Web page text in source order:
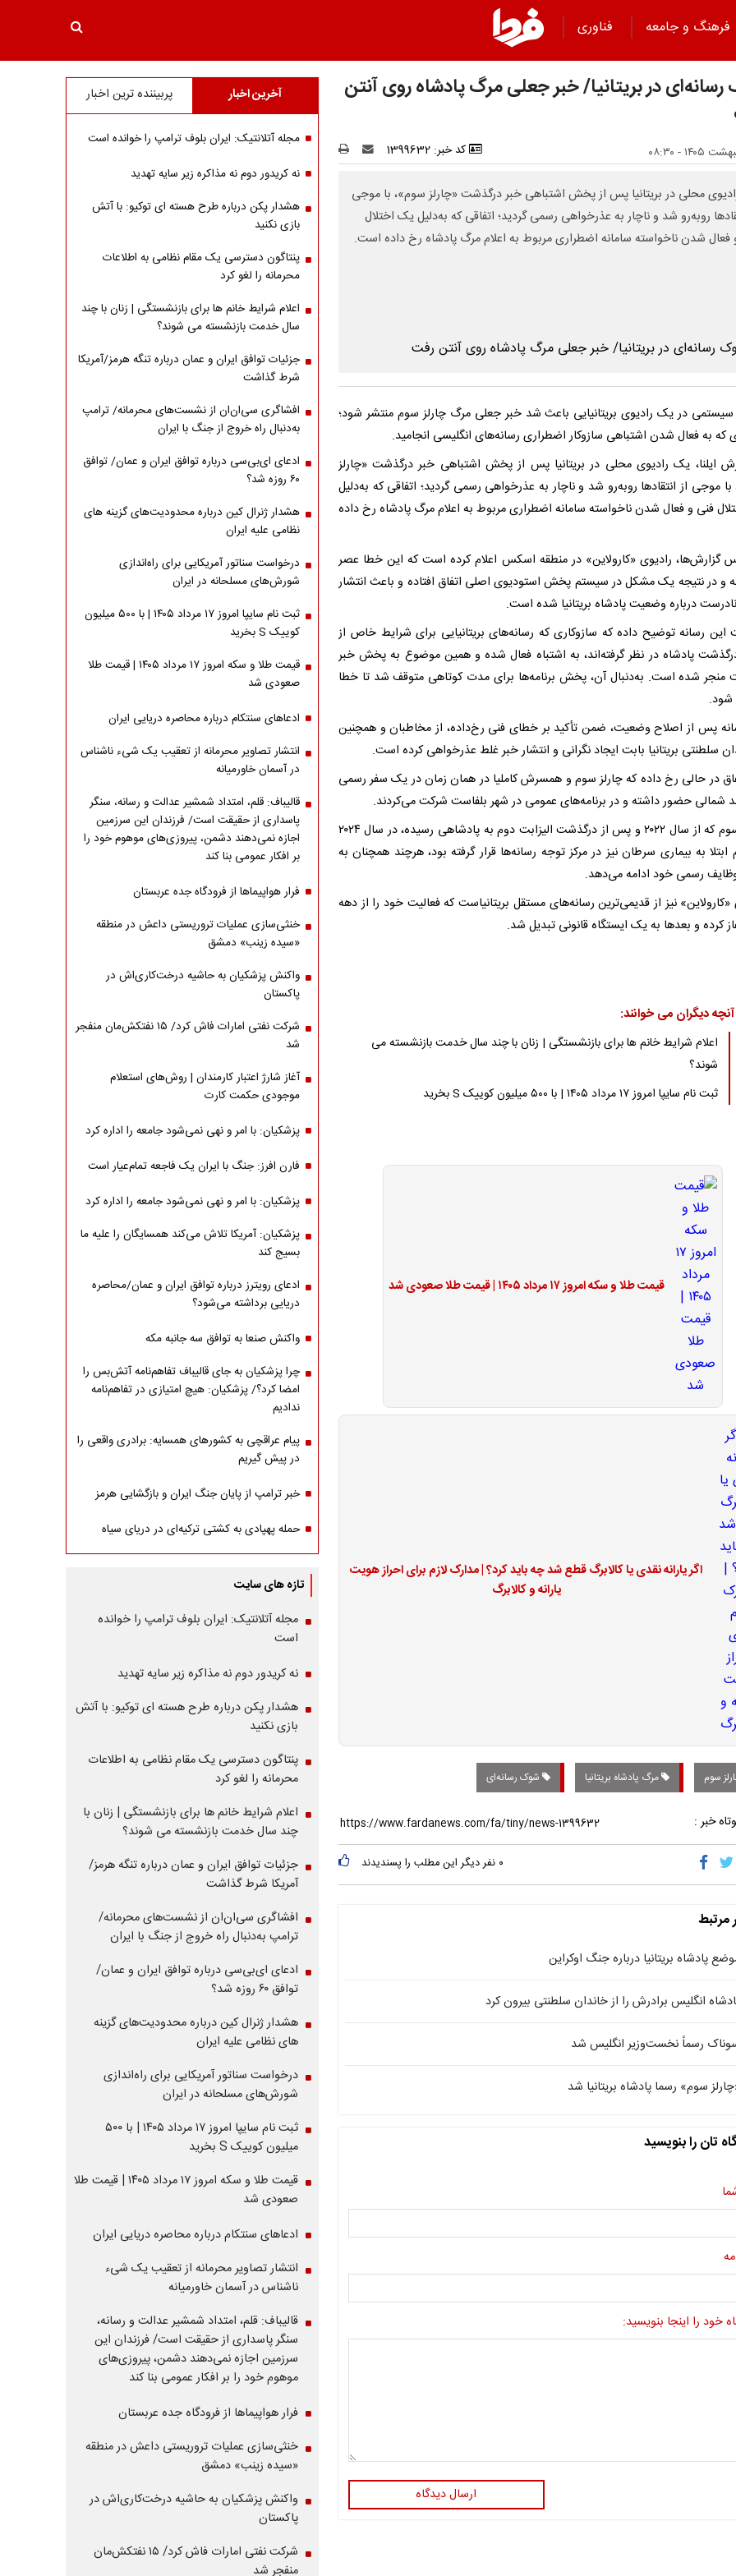
فرهنگ و جامعه فناوری
در بریتانیا/ خبر جعلی مرگ پادشاه روی آنتن
کد خبر: 1399632
محلی در بریتانیا پس از پخش اشتباهی خبر درگذشت «چارلز سوم»، با موجی
روبه‌رو شد و ناچار به عذرخواهی رسمی گردید؛ اتفاقی که به‌دلیل یک اختلال
فعال شدن ناخواسته سامانه اضطراری مربوط به اعلام مرگ پادشاه رخ داده است.
در یک رادیوی بریتانیایی باعث شد خبر جعلی مرگ چارلز سوم منتشر شود؛
که به فعال شدن اشتباهی سازوکار اضطراری رسانه‌های انگلیسی انجامید.
ایلنا، یک رادیوی محلی در بریتانیا پس از پخش اشتباهی خبر درگذشت «چارلز
موجی از انتقادها روبه‌رو شد و ناچار به عذرخواهی رسمی گردید؛ اتفاقی که به‌دلیل
فنی و فعال شدن ناخواسته سامانه اضطراری مربوط به اعلام مرگ پادشاه رخ داده
گزارش‌ها، رادیوی «کارولاین» در منطقه اسکس اعلام کرده است که این خطا عصر
و در نتیجه یک مشکل در سیستم پخش استودیوی اصلی اتفاق افتاده و باعث انتشار
درباره وضعیت پادشاه بریتانیا شده است.
این رسانه توضیح داده که سازوکاری که رسانه‌های بریتانیایی برای شرایط خاص از
پادشاه در نظر گرفته‌اند، به اشتباه فعال شده و همین موضوع به پخش خبر
منجر شده است. به‌دنبال آن، پخش برنامه‌ها برای مدت کوتاهی متوقف شد تا خطا
شود.
پس از اصلاح وضعیت، ضمن تأکید بر خطای فنی رخ‌داده، از مخاطبان و همچنین
سلطنتی بریتانیا بابت ایجاد نگرانی و انتشار خبر غلط عذرخواهی کرده است.
در حالی رخ داده که چارلز سوم و همسرش کاملیا در همان زمان در یک سفر رسمی
شمالی حضور داشته و در برنامه‌های عمومی در شهر بلفاست شرکت می‌کردند.
چارلز سوم که از سال ۲۰۲۲ و پس از درگذشت الیزابت دوم به پادشاهی رسیده، در سال ۲۰۲۴
ابتلا به بیماری سرطان نیز در مرکز توجه رسانه‌ها قرار گرفته بود، هرچند همچنان به
رسمی خود ادامه می‌دهد.
«کارولاین» نیز از قدیمی‌ترین رسانه‌های مستقل بریتانیاست که فعالیت خود را از دهه
آنچه دیگران می خوانند:
اعلام شرایط خانم ها برای بازنشستگی | زنان با چند سال خدمت بازنشسته می
شوند؟
ثبت نام سایپا امروز ۱۷ مرداد ۱۴۰۵ | با ۵۰۰ میلیون کوییک S بخرید
قیمت طلا و سکه امروز ۱۷ مرداد ۱۴۰۵ | قیمت طلا صعودی شد
اگر یارانه نقدی یا کالابرگ قطع شد چه باید کرد؟ | مدارک لازم برای احراز هویت
یارانه و کالابرگ
سوم مرگ پادشاه بریتانیا شوک رسانه‌ای
خبر :
۰ نفر دیگر این مطلب را پسندیدند
مرتبط
پادشاه بریتانیا درباره جنگ اوکراین
انگلیس برادرش را از خاندان سلطنتی بیرون کرد
رسماً نخست‌وزیر انگلیس شد
سوم» رسما پادشاه بریتانیا شد
تان را بنویسید
خود را اینجا بنویسید:
ارسال دیدگاه
آخرین اخبار پربیننده ترین اخبار
مجله آتلانتیک: ایران بلوف ترامپ را خوانده است
نه کریدور دوم نه مذاکره زیر سایه تهدید
هشدار پکن درباره طرح هسته ای توکیو: با آتش
بازی نکنید
پنتاگون دسترسی یک مقام نظامی به اطلاعات
محرمانه را لغو کرد
اعلام شرایط خانم ها برای بازنشستگی | زنان با چند
سال خدمت بازنشسته می شوند؟
جزئیات توافق ایران و عمان درباره تنگه هرمز/آمریکا
شرط گذاشت
افشاگری سی‌ان‌ان از نشست‌های محرمانه/ ترامپ
به‌دنبال راه خروج از جنگ با ایران
ادعای ای‌بی‌سی درباره توافق ایران و عمان/ توافق
۶۰ روزه شد؟
هشدار ژنرال کین درباره محدودیت‌های گزینه های
نظامی علیه ایران
درخواست سناتور آمریکایی برای راه‌اندازی
شورش‌های مسلحانه در ایران
ثبت نام سایپا امروز ۱۷ مرداد ۱۴۰۵ | با ۵۰۰ میلیون
کوییک S بخرید
قیمت طلا و سکه امروز ۱۷ مرداد ۱۴۰۵ | قیمت طلا
صعودی شد
ادعاهای سنتکام درباره محاصره دریایی ایران
انتشار تصاویر محرمانه از تعقیب یک شیء ناشناس
در آسمان خاورمیانه
قالیباف: قلم، امتداد شمشیر عدالت و رسانه، سنگر
پاسداری از حقیقت است/ فرزندان این سرزمین
اجازه نمی‌دهند دشمن، پیروزی‌های موهوم خود را
بر افکار عمومی بنا کند
فرار هواپیماها از فرودگاه جده عربستان
خنثی‌سازی عملیات تروریستی داعش در منطقه
«سیده زینب» دمشق
واکنش پزشکیان به حاشیه درخت‌کاری‌اش در
پاکستان
شرکت نفتی امارات فاش کرد/ ۱۵ نفتکش‌مان منفجر
شد
آغاز شارژ اعتبار کارمندان | روش‌های استعلام
موجودی حکمت کارت
پزشکیان: با امر و نهی نمی‌شود جامعه را اداره کرد
فارن افرز: جنگ با ایران یک فاجعه تمام‌عیار است
پزشکیان: با امر و نهی نمی‌شود جامعه را اداره کرد
پزشکیان: آمریکا تلاش می‌کند همسایگان را علیه ما
بسیج کند
ادعای رویترز درباره توافق ایران و عمان/محاصره
دریایی برداشته می‌شود؟
واکنش صنعا به توافق سه جانبه مکه
چرا پزشکیان به جای قالیباف تفاهم‌نامه آتش‌بس را
امضا کرد؟/ پزشکیان: هیچ امتیازی در تفاهم‌نامه
ندادیم
پیام عراقچی به کشورهای همسایه: برادری واقعی را
در پیش گیریم
خبر ترامپ از پایان جنگ ایران و بازگشایی هرمز
حمله پهپادی به کشتی ترکیه‌ای در دریای سیاه
تازه های سایت
مجله آتلانتیک: ایران بلوف ترامپ را خوانده
است
نه کریدور دوم نه مذاکره زیر سایه تهدید
هشدار پکن درباره طرح هسته ای توکیو: با آتش
بازی نکنید
پنتاگون دسترسی یک مقام نظامی به اطلاعات
محرمانه را لغو کرد
اعلام شرایط خانم ها برای بازنشستگی | زنان با
چند سال خدمت بازنشسته می شوند؟
جزئیات توافق ایران و عمان درباره تنگه هرمز/
آمریکا شرط گذاشت
افشاگری سی‌ان‌ان از نشست‌های محرمانه/
ترامپ به‌دنبال راه خروج از جنگ با ایران
ادعای ای‌بی‌سی درباره توافق ایران و عمان/
توافق ۶۰ روزه شد؟
هشدار ژنرال کین درباره محدودیت‌های گزینه
های نظامی علیه ایران
درخواست سناتور آمریکایی برای راه‌اندازی
شورش‌های مسلحانه در ایران
ثبت نام سایپا امروز ۱۷ مرداد ۱۴۰۵ | با ۵۰۰
میلیون کوییک S بخرید
قیمت طلا و سکه امروز ۱۷ مرداد ۱۴۰۵ | قیمت طلا
صعودی شد
ادعاهای سنتکام درباره محاصره دریایی ایران
انتشار تصاویر محرمانه از تعقیب یک شیء
ناشناس در آسمان خاورمیانه
قالیباف: قلم، امتداد شمشیر عدالت و رسانه،
سنگر پاسداری از حقیقت است/ فرزندان این
سرزمین اجازه نمی‌دهند دشمن، پیروزی‌های
موهوم خود را بر افکار عمومی بنا کند
فرار هواپیماها از فرودگاه جده عربستان
خنثی‌سازی عملیات تروریستی داعش در منطقه
«سیده زینب» دمشق
واکنش پزشکیان به حاشیه درخت‌کاری‌اش در
پاکستان
شرکت نفتی امارات فاش کرد/ ۱۵ نفتکش‌مان
منفجر شد